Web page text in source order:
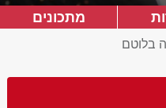
מתכונים
בלוטם